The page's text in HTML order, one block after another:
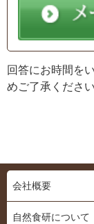
回答にお時間を
めご了承ください
会社概要
自然食研について